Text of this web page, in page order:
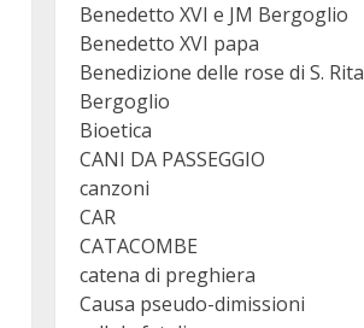
Benedetto XVI e JM Bergoglio
Benedetto XVI papa
Benedizione delle rose di S. Rita
Bergoglio
Bioetica
CANI DA PASSEGGIO
canzoni
CAR
CATACOMBE
catena di preghiera
Causa pseudo-dimissioni